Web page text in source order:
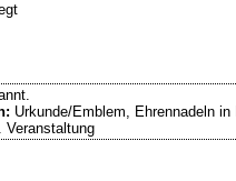
Urkunde/Emblem, Ehrennadeln in
Veranstaltung